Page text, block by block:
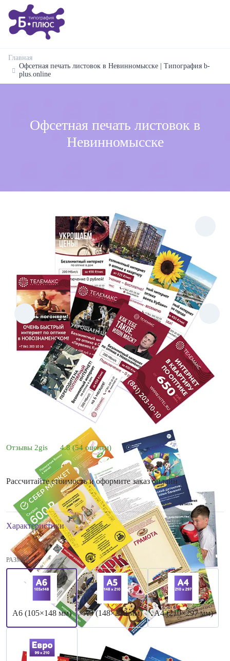
Главная
Офсетная печать листовок в Невинномысске | Типография b-
plus.online
Офсетная печать листовок в
Невинномысске
Отзывы 2gis 4.8(54 оценки)
Рассчитайте стоимость и оформите заказ онлайн
Характеристики
РАЗМЕР
А6 (105×148 мм) А5 (148×210 мм) А4 (210×297 мм)